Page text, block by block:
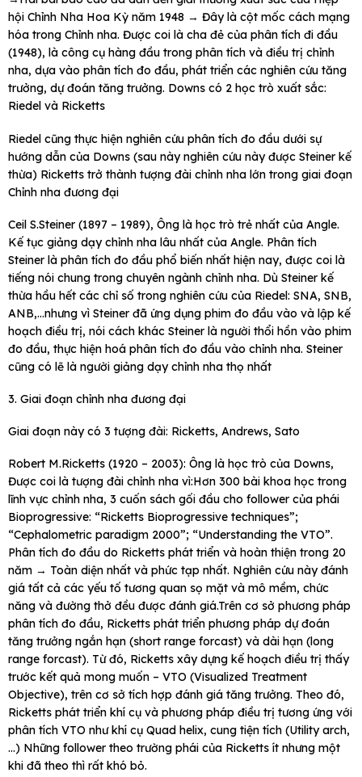
hội Chỉnh Nha Hoa Kỳ năm 1948 → Đây là cột mốc cách mạng
hóa trong Chỉnh nha. Được coi là cha đẻ của phân tích đi đầu
(1948), là công cụ hàng đầu trong phân tích và điều trị chỉnh
nha, dựa vào phân tích đo đầu, phát triển các nghiên cứu tăng
trưởng, dự đoán tăng trưởng. Downs có 2 học trò xuất sắc:
Riedel và Ricketts
Riedel cũng thực hiện nghiên cứu phân tích đo đầu dưới sự
hướng dẫn của Downs (sau này nghiên cứu này được Steiner kế
thừa) Ricketts trở thành tượng đài chỉnh nha lớn trong giai đoạn
Chỉnh nha đương đại
Ceil S.Steiner (1897 – 1989), Ông là học trò trẻ nhất của Angle.
Kế tục giảng dạy chỉnh nha lâu nhất của Angle. Phân tích
Steiner là phân tích đo đầu phổ biến nhất hiện nay, được coi là
tiếng nói chung trong chuyên ngành chỉnh nha. Dù Steiner kế
thừa hầu hết các chỉ số trong nghiên cứu của Riedel: SNA, SNB,
ANB,…nhưng vì Steiner đã ứng dụng phim đo đầu vào và lập kế
hoạch điều trị, nói cách khác Steiner là người thổi hồn vào phim
đo đầu, thực hiện hoá phân tích đo đầu vào chỉnh nha. Steiner
cũng có lẽ là người giảng dạy chỉnh nha thọ nhất
3. Giai đoạn chỉnh nha đương đại
Giai đoạn này có 3 tượng đài: Ricketts, Andrews, Sato
Robert M.Ricketts (1920 – 2003): Ông là học trò của Downs,
Được coi là tượng đài chỉnh nha vì:Hơn 300 bài khoa học trong
lĩnh vực chỉnh nha, 3 cuốn sách gối đầu cho follower của phái
Bioprogressive: “Ricketts Bioprogressive techniques”;
“Cephalometric paradigm 2000”; “Understanding the VTO”.
Phân tích đo đầu do Ricketts phát triển và hoàn thiện trong 20
năm → Toàn diện nhất và phức tạp nhất. Nghiên cứu này đánh
giá tất cả các yếu tố tương quan sọ mặt và mô mềm, chức
năng và đường thở đều được đánh giá.Trên cơ sở phương pháp
phân tích đo đầu, Ricketts phát triển phương pháp dự đoán
tăng trưởng ngắn hạn (short range forcast) và dài hạn (long
range forcast). Từ đó, Ricketts xây dựng kế hoạch điều trị thấy
trước kết quả mong muốn – VTO (Visualized Treatment
Objective), trên cơ sở tích hợp đánh giá tăng trưởng. Theo đó,
Ricketts phát triển khí cụ và phương pháp điều trị tương ứng với
phân tích VTO như khí cụ Quad helix, cung tiện tích (Utility arch,
…) Những follower theo trường phái của Ricketts ít nhưng một
khi đã theo thì rất khó bỏ.